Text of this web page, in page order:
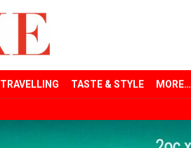
TRAVELLING TASTE & STYLE MORE…